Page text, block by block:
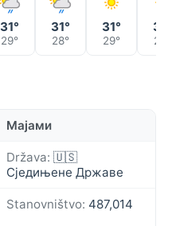
31°
29°
31°
28°
31°
29°
31°
29°
Мајами
Država: 🇺🇸
Сједињене Државе
Stanovništvo: 487,014